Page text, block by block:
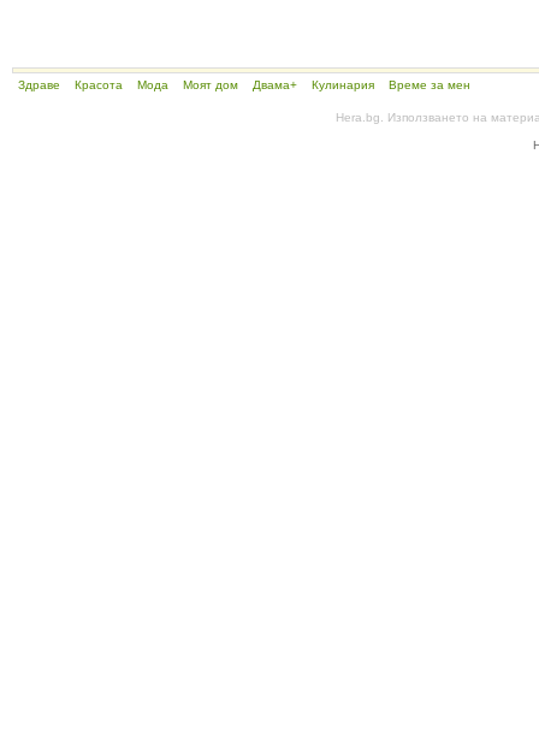
Здраве Красота Мода Моят дом Двама+ Кулинария Време за мен
Hera.bg. Използването на